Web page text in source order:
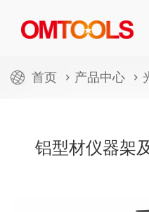
首页 产品中心
铝型材仪器架